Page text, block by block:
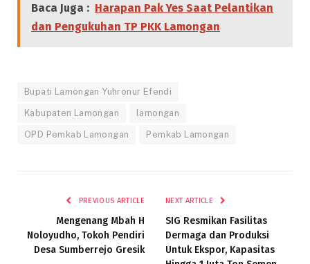
Baca Juga : Harapan Pak Yes Saat Pelantikan
dan Pengukuhan TP PKK Lamongan
Bupati Lamongan Yuhronur Efendi
Kabupaten Lamongan lamongan
OPD Pemkab Lamongan Pemkab Lamongan
PREVIOUS ARTICLE
Mengenang Mbah H
Noloyudho, Tokoh Pendiri
Desa Sumberrejo Gresik
NEXT ARTICLE
SIG Resmikan Fasilitas
Dermaga dan Produksi
Untuk Ekspor, Kapasitas